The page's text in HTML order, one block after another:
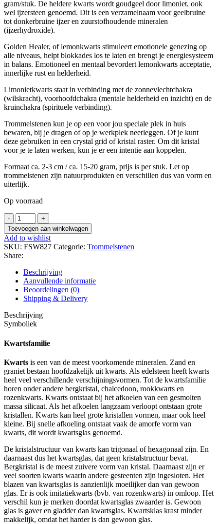
gram/stuk. De heldere kwarts wordt goudgeel door limoniet, ook
wel ijzersteen genoemd. Dit is een verzamelnaam voor geelbruine
tot donkerbruine ijzer en zuurstofhoudende mineralen
(ijzerhydroxide).
Golden Healer, of lemonkwarts stimuleert emotionele genezing op
alle niveaus, helpt blokkades los te laten en brengt je energiesysteem
in balans. Emotioneel en mentaal bevordert lemonkwarts acceptatie,
innerlijke rust en helderheid.
Limonietkwarts staat in verbinding met de zonnevlechtchakra
(wilskracht), voorhoofdchakra (mentale helderheid en inzicht) en de
kruinchakra (spirituele verbinding).
Trommelstenen kun je op een voor jou speciale plek in huis
bewaren, bij je dragen of op je werkplek neerleggen. Of je kunt
deze gebruiken in een crystal grid of kristal raster. Om dit kristal
voor je te laten werken, kun je er een intentie aan koppelen.
Formaat ca. 2-3 cm / ca. 15-20 gram, prijs is per stuk. Let op
trommelstenen zijn natuurprodukten en verschillen dus van vorm en
uiterlijk.
Op voorraad
Trommelstenen
Limonietkwarts
(Golden
healer)
(15
-
20
gr.)
aantal
Toevoegen aan winkelwagen
Add to wishlist
SKU: FSW827 Categorie: Trommelstenen
Share:
Beschrijving
Aanvullende informatie
Beoordelingen (0)
Shipping & Delivery
Beschrijving
Symboliek
Kwartsfamilie
Kwarts ­ is een van de meest voorkomende mineralen. Zand en
graniet bestaan hoofdzakelijk uit kwarts. Als edelsteen heeft kwarts
heel veel verschillende verschijningsvormen. Tot de kwartsfamilie
horen onder andere bergkristal, chalcedoon, rookkwarts en
rozenkwarts. Kwarts ontstaat bij het afkoelen van een gesmolten
massa silicaat. Als het afkoelen langzaam verloopt ontstaan grote
kristallen. Kwarts kan heel grote kristallen vormen, maar ook heel
kleine. Bij snelle afkoeling ontstaat vaak de amorfe vorm van
kwarts, dit wordt kwartsglas genoemd.
De kristalstructuur van kwarts kan trigonaal of hexagonaal zijn. En
daarnaast dus het kwartsglas, dat geen kristalstructuur bevat.
Bergkristal is de meest zuivere vorm van kristal. Daarnaast zijn er
veel soorten kwarts waarin andere gesteenten zijn ingesloten. Het
blazen van kwartsglas is aanzienlijk moeilijker dan van gewoon
glas. Er is ook imitatiekwarts (bvb. van rozenkwarts) in omloop. Het
verschil kun je merken doordat kwartsglas zwaarder is. Gewoon
glas is gaver en gladder dan kwartsglas. Kwartsklas krast minder
makkelijk, omdat het harder is dan gewoon glas.